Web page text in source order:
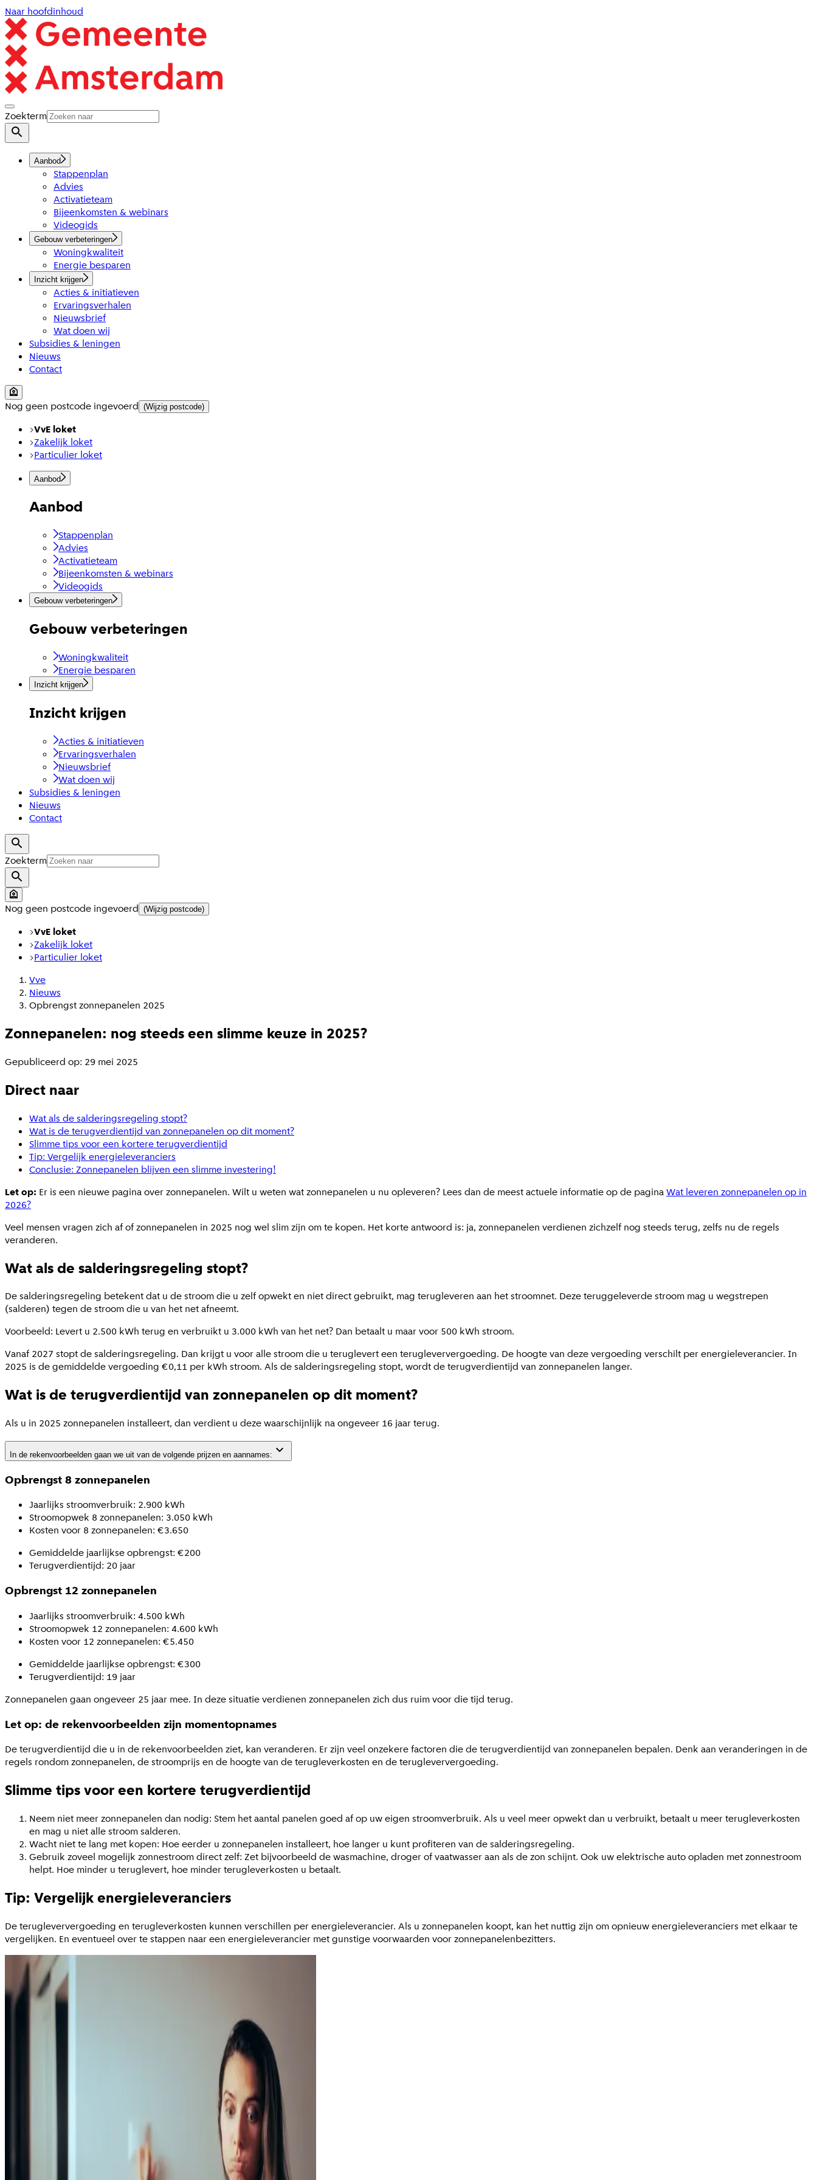
Naar hoofdinhoud
Zoekterm
Aanbod
Stappenplan
Advies
Activatieteam
Bijeenkomsten & webinars
Videogids
Gebouw verbeteringen
Woningkwaliteit
Energie besparen
Inzicht krijgen
Acties & initiatieven
Ervaringsverhalen
Nieuwsbrief
Wat doen wij
Subsidies & leningen
Nieuws
Contact
Nog geen postcode ingevoerd (Wijzig postcode)
VvE loket
Zakelijk loket
Particulier loket
Aanbod
Aanbod
Stappenplan
Advies
Activatieteam
Bijeenkomsten & webinars
Videogids
Gebouw verbeteringen
Gebouw verbeteringen
Woningkwaliteit
Energie besparen
Inzicht krijgen
Inzicht krijgen
Acties & initiatieven
Ervaringsverhalen
Nieuwsbrief
Wat doen wij
Subsidies & leningen
Nieuws
Contact
Zoekterm
Nog geen postcode ingevoerd (Wijzig postcode)
VvE loket
Zakelijk loket
Particulier loket
Vve
Nieuws
Opbrengst zonnepanelen 2025
Zonnepanelen: nog steeds een slimme keuze in 2025?
Gepubliceerd op: 29 mei 2025
Direct naar
Wat als de salderingsregeling stopt?
Wat is de terugverdientijd van zonnepanelen op dit moment?
Slimme tips voor een kortere terugverdientijd
Tip: Vergelijk energieleveranciers
Conclusie: Zonnepanelen blijven een slimme investering!
Let op: Er is een nieuwe pagina over zonnepanelen. Wilt u weten wat zonnepanelen u nu opleveren? Lees dan de meest actuele informatie op de paginaWat leveren zonnepanelen op in
2026?
Veel mensen vragen zich af of zonnepanelen in 2025 nog wel slim zijn om te kopen. Het korte antwoord is: ja, zonnepanelen verdienen zichzelf nog steeds terug, zelfs nu de regels
veranderen.
Wat als de salderingsregeling stopt?
De salderingsregeling betekent dat u de stroom die u zelf opwekt en niet direct gebruikt, mag terugleveren aan het stroomnet. Deze teruggeleverde stroom mag u wegstrepen
(salderen) tegen de stroom die u van het net afneemt.
Voorbeeld: Levert u 2.500 kWh terug en verbruikt u 3.000 kWh van het net? Dan betaalt u maar voor 500 kWh stroom.
Vanaf 2027 stopt de salderingsregeling. Dan krijgt u voor alle stroom die u teruglevert een terugleververgoeding. De hoogte van deze vergoeding verschilt per energieleverancier. In
2025 is de gemiddelde vergoeding €0,11 per kWh stroom. Als de salderingsregeling stopt, wordt de terugverdientijd van zonnepanelen langer.
Wat is de terugverdientijd van zonnepanelen op dit moment?
Als u in 2025 zonnepanelen installeert, dan verdient u deze waarschijnlijk na ongeveer 16 jaar terug.
In de rekenvoorbeelden gaan we uit van de volgende prijzen en aannames:
Opbrengst 8 zonnepanelen
Jaarlijks stroomverbruik: 2.900 kWh
Stroomopwek 8 zonnepanelen: 3.050 kWh
Kosten voor 8 zonnepanelen: €3.650
Gemiddelde jaarlijkse opbrengst: €200
Terugverdientijd: 20 jaar
Opbrengst 12 zonnepanelen
Jaarlijks stroomverbruik: 4.500 kWh
Stroomopwek 12 zonnepanelen: 4.600 kWh
Kosten voor 12 zonnepanelen: €5.450
Gemiddelde jaarlijkse opbrengst: €300
Terugverdientijd: 19 jaar
Zonnepanelen gaan ongeveer 25 jaar mee. In deze situatie verdienen zonnepanelen zich dus ruim voor die tijd terug.
Let op: de rekenvoorbeelden zijn momentopnames
De terugverdientijd die u in de rekenvoorbeelden ziet, kan veranderen. Er zijn veel onzekere factoren die de terugverdientijd van zonnepanelen bepalen. Denk aan veranderingen in de
regels rondom zonnepanelen, de stroomprijs en de hoogte van de terugleverkosten en de terugleververgoeding.
Slimme tips voor een kortere terugverdientijd
Neem niet meer zonnepanelen dan nodig: Stem het aantal panelen goed af op uw eigen stroomverbruik. Als u veel meer opwekt dan u verbruikt, betaalt u meer terugleverkosten
en mag u niet alle stroom salderen.
Wacht niet te lang met kopen: Hoe eerder u zonnepanelen installeert, hoe langer u kunt profiteren van de salderingsregeling.
Gebruik zoveel mogelijk zonnestroom direct zelf: Zet bijvoorbeeld de wasmachine, droger of vaatwasser aan als de zon schijnt. Ook uw elektrische auto opladen met zonnestroom
helpt. Hoe minder u teruglevert, hoe minder terugleverkosten u betaalt.
Tip: Vergelijk energieleveranciers
De terugleververgoeding en terugleverkosten kunnen verschillen per energieleverancier. Als u zonnepanelen koopt, kan het nuttig zijn om opnieuw energieleveranciers met elkaar te
vergelijken. En eventueel over te stappen naar een energieleverancier met gunstige voorwaarden voor zonnepanelenbezitters.